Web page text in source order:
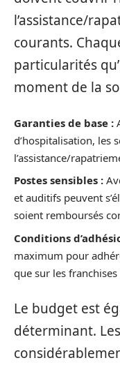
l’assistance/
courants.
particularités
moment de la
Garanties de base :
d’hospitalisation, les
l’assistance/
Postes sensibles :
et auditifs peuvent
soient remboursés
Conditions
maximum pour
que sur les
Le budget est
déterminant.